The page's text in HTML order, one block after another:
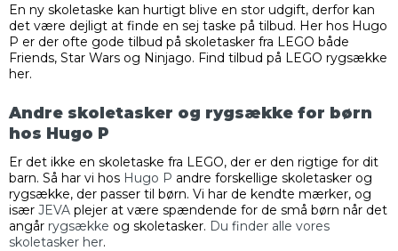
En ny skoletaske kan hurtigt blive en stor udgift, derfor kan
det være dejligt at finde en sej taske på tilbud. Her hos Hugo
P er der ofte gode tilbud på skoletasker fra LEGO både
Friends, Star Wars og Ninjago. Find tilbud på LEGO rygsække
her.
Andre skoletasker og rygsække for børn
hos Hugo P
Er det ikke en skoletaske fra LEGO, der er den rigtige for dit
barn. Så har vi hos Hugo P andre forskellige skoletasker og
rygsække, der passer til børn. Vi har de kendte mærker, og
især JEVA plejer at være spændende for de små børn når det
angår rygsække og skoletasker. Du finder alle vores
skoletasker her.